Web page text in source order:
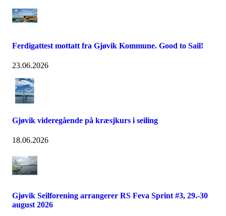
Ferdigattest mottatt fra Gjøvik Kommune. Good to Sail!
23.06.2026
Gjøvik videregående på kræsjkurs i seiling
18.06.2026
Gjøvik Seilforening arrangerer RS Feva Sprint #3, 29.-30
august 2026